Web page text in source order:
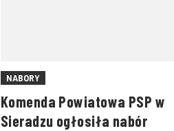
NABORY
Komenda Powiatowa PSP w
Sieradzu ogłosiła nabór